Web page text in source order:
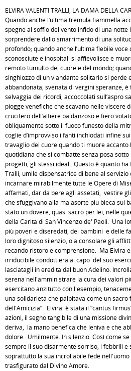
ELVIRA VALENTI TRALLI, LA DAMA DELLA
Quando anche l’ultima tremula fiammella
spegne al soffio del vento infido di una notte
sorprendere dallo smarrimento di una
profondo; quando anche l’ultima flebile voce
sconosciute e inospitali si affievolisce e
remoto tumulto del cuore e del mondo;
singhiozzo di un viandante solitario si perde
abbandonata, svenata di vergini speranze, è
selvaggia dei ricordi, accoccolati sull’aspro
piogge venefiche che scavano nelle viscere
crucifero dell’alfiere baldanzoso e fiero
obliquamente sotto il fuoco funesto della
coglie d’improvviso i fanti inchiodati infine
travaglio del cuore quando ti muore accanto
quotidiana che si combatte senza posa
progetti, gli stessi ideali. Questo è quanto
Tralli, umile dispensatrice di bene al
incarnare mirabilmente tutte le Opere di
affamati, dar da bere agli assetati, vestire
che sfuggivano alla malasorte più bieca sui
stato un dovere, quasi sacro per lei, nelle
della Carità di San Vincenzo de' Paoli. Una
più poveri e diseredati, dei bambini e delle
loro dignitoso silenzio, o a consolare gli
recando ristoro e comprensione. Ma Elvira
irriducibile condottiera a capo del suo
lasciatagli in eredità dal buon Adelino.
serena nell'amministrare la cura dei valori
esercitano anzitutto con l'esempio,
una solidarietà che palpitava come un sacro
dell'Amicizia”. Elvira è stata il “cantus
azioni, il segno tangibile di una missione
deriva, la mano benefica che leniva e che
dolore. Umilmente. In silenzio. Così come
sempre il suo disarmente sorriso, i febbrili e
soprattutto la sua incrollabile fede
trasfigurato dal Divino Amore.